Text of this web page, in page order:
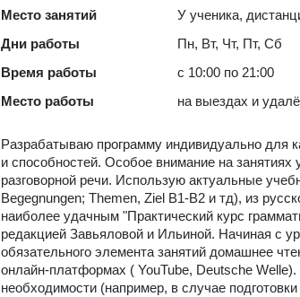
Место занятий
У ученика,
Дни работы
Пн, Вт, Чт, Пт, Сб
Время работы
с 10:00 по 21:00
Место работы
на выездах и
Разрабатываю программу индивидуально для
и способностей. Особое внимание на занятиях
разговорной речи. Использую актуальные
Begegnungen; Themen, Ziel B1-B2 и тд), из
наиболее удачным "Практический курс
редакцией Завьяловой и Ильиной. Начиная с
обязательного элемента занятий домашнее
онлайн-платформах ( YouTube, Deutsche
необходимости (например, в случае